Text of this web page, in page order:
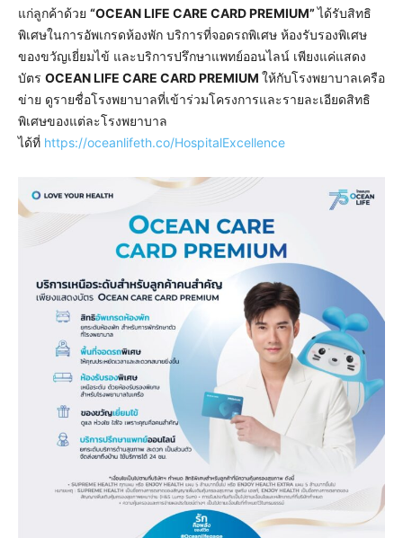
แก่ลูกค้าด้วย “OCEAN LIFE CARE CARD PREMIUM”ได้รับสิทธิ
พิเศษในการอัพเกรดห้องพัก บริการที่จอดรถพิเศษ ห้องรับรองพิเศษ
ของขวัญเยี่ยมไข้ และบริการปรึกษาแพทย์ออนไลน์ เพียงแค่แสดง
บัตร OCEAN LIFE CARE CARD PREMIUM ให้กับโรงพยาบาลเครือ
ข่าย ดูรายชื่อโรงพยาบาลที่เข้าร่วมโครงการและรายละเอียดสิทธิ
พิเศษของแต่ละโรงพยาบาล
ได้ที่ https://oceanlifeth.co/HospitalExcellence